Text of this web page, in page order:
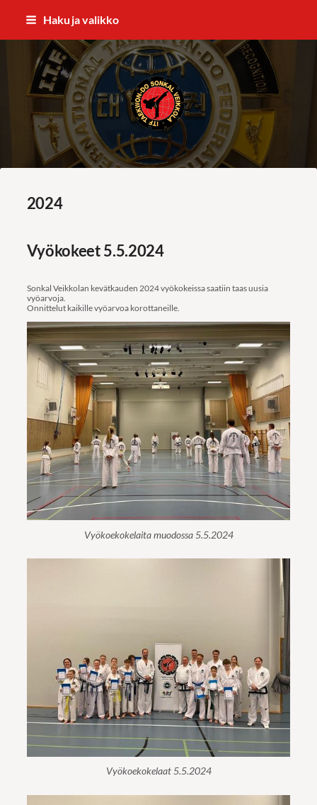
sivun
Haku ja valikko
ITF Taekwon-do Sonkal Veikkola
2024
Vyökokeet 5.5.2024
Sonkal Veikkolan kevätkauden 2024 vyökokeissa saatiin taas uusia
vyöarvoja.
Onnittelut kaikille vyöarvoa korottaneille.
Vyökoekokelaita muodossa 5.5.2024
Vyökoekokelaat 5.5.2024